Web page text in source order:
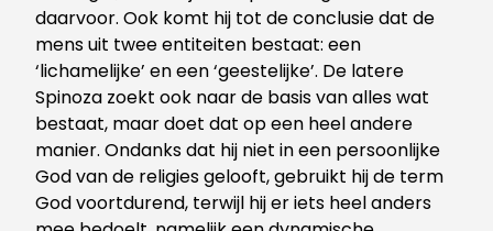
daarvoor. Ook komt hij tot de conclusie dat de
mens uit twee entiteiten bestaat: een
‘lichamelijke’ en een ‘geestelijke’. De latere
Spinoza zoekt ook naar de basis van alles wat
bestaat, maar doet dat op een heel andere
manier. Ondanks dat hij niet in een persoonlijke
God van de religies gelooft, gebruikt hij de term
God voortdurend, terwijl hij er iets heel anders